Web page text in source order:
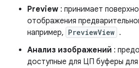
Preview : принимает
отображения
например, PreviewView .
Анализ изображений :
доступные для ЦП буферы для